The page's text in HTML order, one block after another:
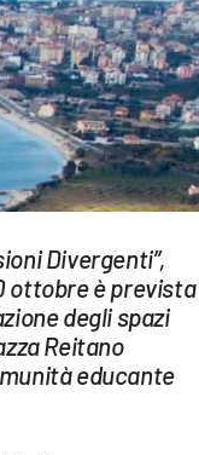
Divergenti”,
ottobre è prevista
degli spazi
Reitano
educante